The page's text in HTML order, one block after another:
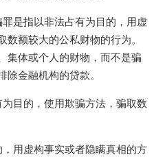
是指以非法占有为目的，用虚
额较大的公私财物的行为。
集体或个人的财物，而不是骗
金融机构的贷款。
目的，使用欺骗方法，骗取数
用虚构事实或者隐瞒真相的方